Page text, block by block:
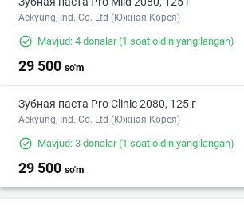
Aekyung, Ind. Co. Ltd (Южная Корея)
Mavjud: 4 donalar(1 soat oldin yangilangan)
29 500 so'm
Зубная паста Pro Clinic 2080, 125 г
Aekyung, Ind. Co. Ltd (Южная Корея)
Mavjud: 3 donalar(1 soat oldin yangilangan)
29 500 so'm